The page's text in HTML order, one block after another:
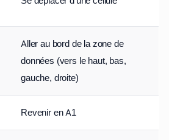
Aller au bord de la zone de
données (vers le haut, bas,
gauche, droite)
Revenir en A1